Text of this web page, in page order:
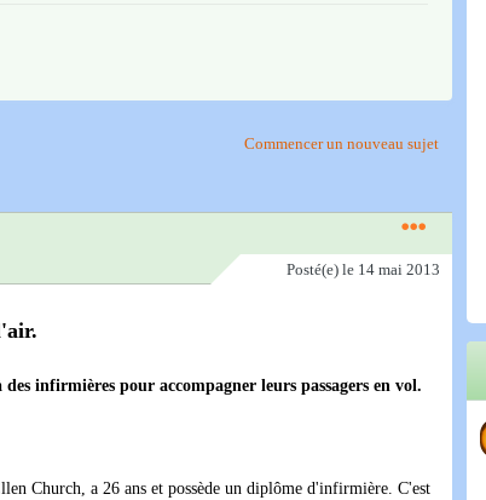
Commencer un nouveau sujet
Posté(e) le 14 mai 2013
infirmières pour accompagner leurs passagers en vol.
Church, a 26 ans et possède un diplôme d'infirmière. C'est